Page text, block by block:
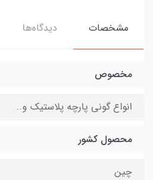
مشخصات دیدگاه‌ها
مخصوص
انواع گونی پارچه پلاستیک و..
محصول کشور
چین